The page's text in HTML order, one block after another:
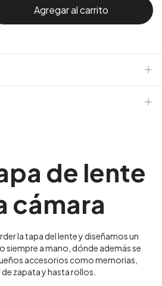
de lente
cámara
la tapa del lente y diseñamos un
siempre a mano, dónde además se
accesorios como memorias,
zapata y hasta rollos.